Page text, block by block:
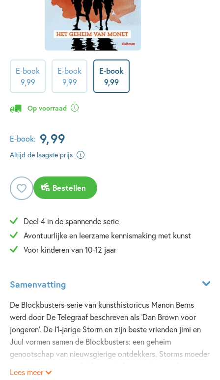
E-book
9,99
E-book
9,99
E-book
9,99
Op voorraad
E-book: 9,99
Altijd de laagste prijs
Bestellen
Deel 4 in de spannende serie
Avontuurlijke en leerzame kennismaking met kunst
Voor kinderen van 10-12 jaar
Samenvatting
De Blockbusters-serie van kunsthistoricus Manon Berns
werd door De Telegraaf beschreven als 'Dan Brown voor
jongeren'. De l1-jarige Storm en zijn beste vrienden jimi en
Juul vormen samen de Blockbusters: een geheim
genootschap van nieuwsgierige ontdekkers. Storms moeder
Lees meer